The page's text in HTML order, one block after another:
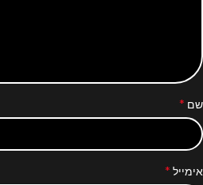
שם *
אימייל *